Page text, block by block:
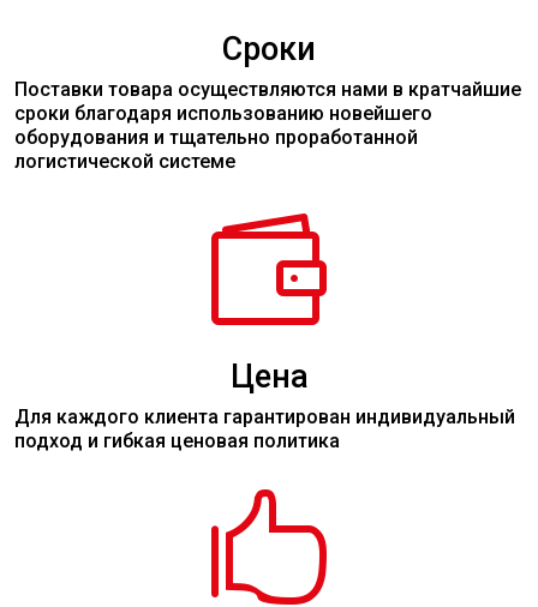
Сроки
Поставки товара осуществляются нами в кратчайшие
сроки благодаря использованию новейшего
оборудования и тщательно проработанной
логистической системе

Цена
Для каждого клиента гарантирован индивидуальный
подход и гибкая ценовая политика
